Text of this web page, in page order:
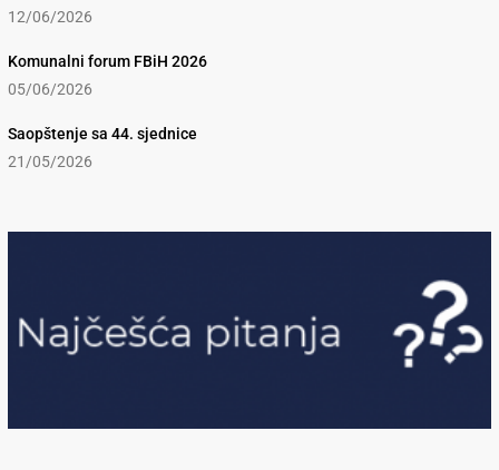
12/06/2026
Komunalni forum FBiH 2026
05/06/2026
Saopštenje sa 44. sjednice
21/05/2026